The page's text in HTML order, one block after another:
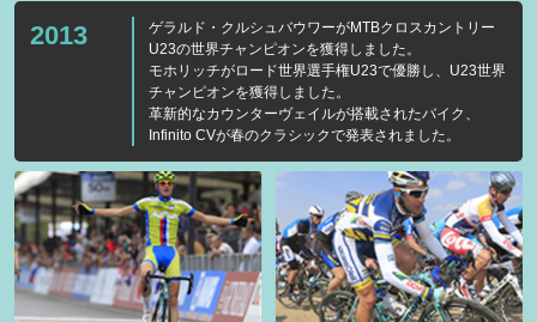
2013
ゲラルド・クルシュバウワーがMTBクロスカントリー
U23の世界チャンピオンを獲得しました。
モホリッチがロード世界選手権U23で優勝し、U23世界
チャンピオンを獲得しました。
革新的なカウンターヴェイルが搭載されたバイク、
Infinito CVが春のクラシックで発表されました。